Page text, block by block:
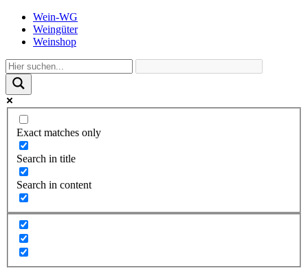
Wein-WG
Weingüter
Weinshop
Exact matches only
Search in title
Search in content